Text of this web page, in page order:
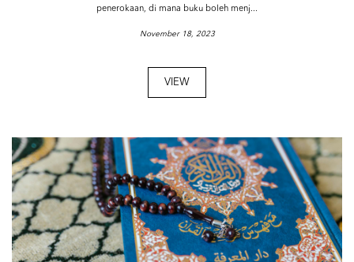
penerokaan, di mana buku boleh menj...
November 18, 2023
VIEW